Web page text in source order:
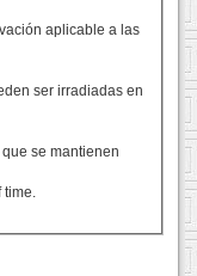
aplicable a las
ser irradiadas en
se mantienen
time.